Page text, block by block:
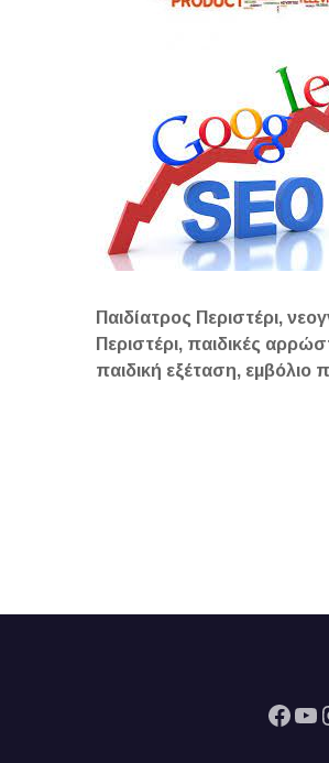
Παιδίατρος Περιστέρι,
Περιστέρι, παιδικές
παιδική εξέταση, εμβόλιο
Facebook YouTube